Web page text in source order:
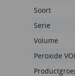
Soort
Serie
Volume
Peroxide